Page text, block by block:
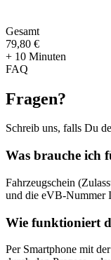
Gesamt
79,80 €
+ 10 Minuten
FAQ
Fragen?
Schreib uns, falls Du
Was brauche ich
Fahrzeugschein
und die eVB-Nummer
Wie funktioniert
Per Smartphone mit